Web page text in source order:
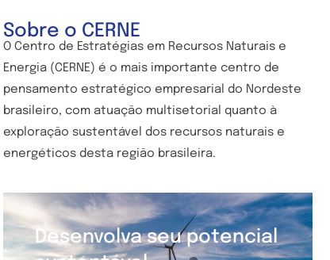
Sobre o CERNE
O Centro de Estratégias em Recursos Naturais e
Energia (CERNE) é o mais importante centro de
pensamento estratégico empresarial do Nordeste
brasileiro, com atuação multisetorial quanto à
exploração sustentável dos recursos naturais e
energéticos desta região brasileira.
Desenvolva seu potencial